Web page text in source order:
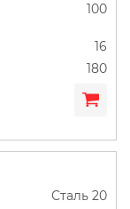
100
16
180
Сталь 20